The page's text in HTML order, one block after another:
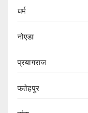
धर्म
नोएडा
प्रयागराज
फतेहपुर